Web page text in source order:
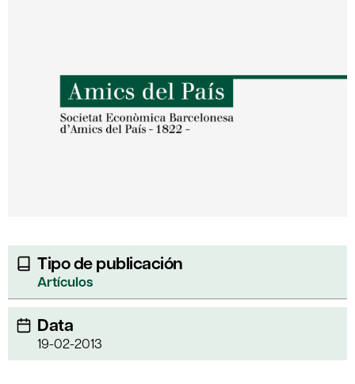
Tipo de publicación
Artículos
Data
19-02-2013